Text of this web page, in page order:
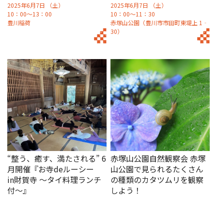
2025年6月7日 （土）
10：00～13：00
豊川稲荷
2025年6月7日 （土）
10：00～11：30
赤塚山公園（豊川市市田町東堤上 1‐
30）
“整う、癒す、満たされる” 6
月開催『お寺deルーシー
in財賀寺 〜タイ料理ランチ
付～』
赤塚山公園自然観察会 赤塚
山公園で見られるたくさん
の種類のカタツムリを観察
しよう！